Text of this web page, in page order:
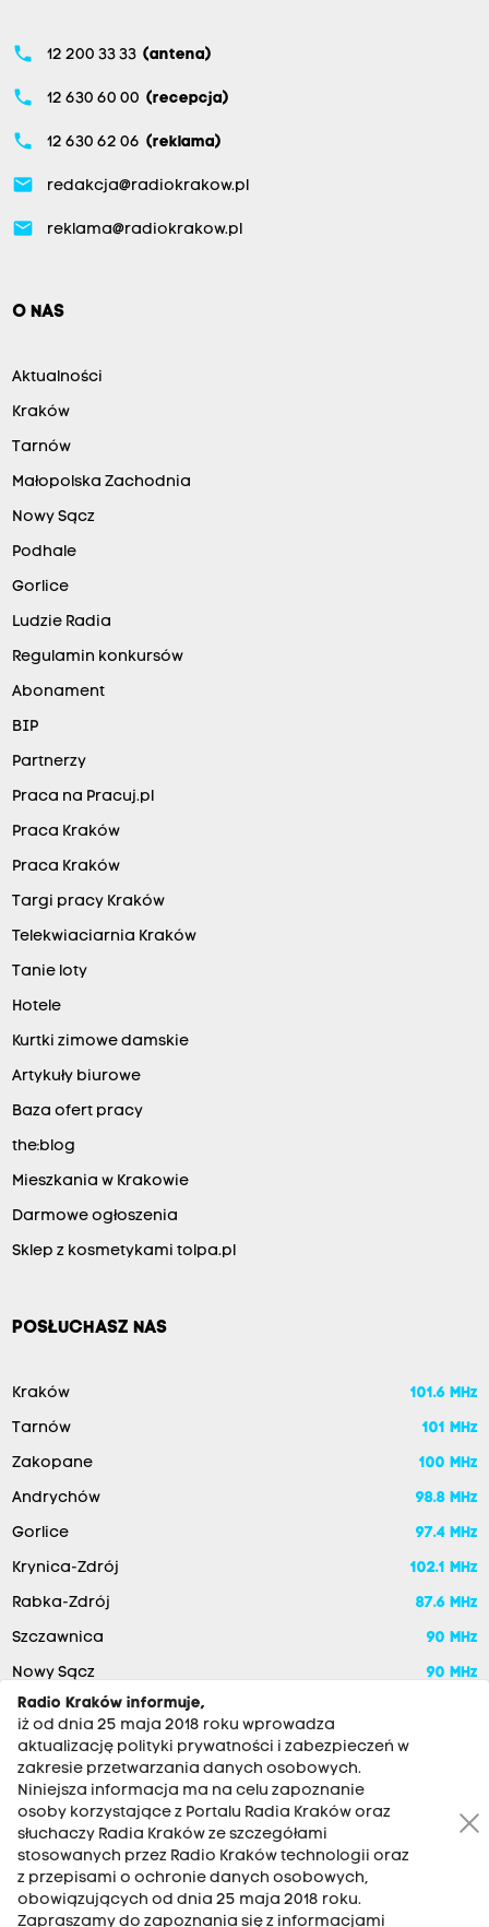
phone 12 200 33 33 (antena)
phone 12 630 60 00 (recepcja)
phone 12 630 62 06 (reklama)
email redakcja@radiokrakow.pl
email reklama@radiokrakow.pl
O NAS
Aktualności
Kraków
Tarnów
Małopolska Zachodnia
Nowy Sącz
Podhale
Gorlice
Ludzie Radia
Regulamin konkursów
Abonament
BIP
Partnerzy
Praca na Pracuj.pl
Praca Kraków
Praca Kraków
Targi pracy Kraków
Telekwiaciarnia Kraków
Tanie loty
Hotele
Kurtki zimowe damskie
Artykuły biurowe
Baza ofert pracy
the:blog
Mieszkania w Krakowie
Darmowe ogłoszenia
Sklep z kosmetykami tolpa.pl
POSŁUCHASZ NAS
Kraków 101.6 MHz
Tarnów 101 MHz
Zakopane 100 MHz
Andrychów 98.8 MHz
Gorlice 97.4 MHz
Krynica-Zdrój 102.1 MHz
Rabka-Zdrój 87.6 MHz
Szczawnica 90 MHz
Nowy Sącz 90 MHz
RADIO KRAKÓW SA. Aleja Juliusza Słowackiego 22, 30-007
Kraków
Antena: 12 200 33 33
Radio Kraków informuje,
iż od dnia 25 maja 2018 roku wprowadza
aktualizację polityki prywatności i zabezpieczeń w
zakresie przetwarzania danych osobowych.
Niniejsza informacja ma na celu zapoznanie
osoby korzystające z Portalu Radia Kraków oraz
słuchaczy Radia Kraków ze szczegółami
stosowanych przez Radio Kraków technologii oraz
z przepisami o ochronie danych osobowych,
obowiązujących od dnia 25 maja 2018 roku.
Zapraszamy do zapoznania się z informacjami